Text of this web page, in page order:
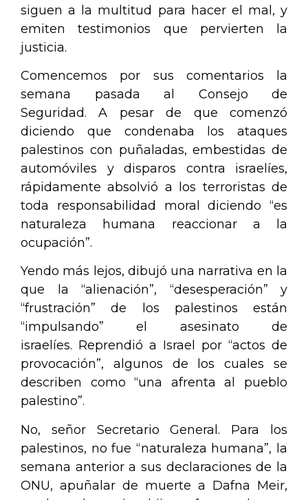
siguen a la multitud para hacer el mal, y
emiten testimonios que pervierten la
justicia.
Comencemos por sus comentarios la
semana pasada al Consejo de
Seguridad. A pesar de que comenzó
diciendo que condenaba los ataques
palestinos con puñaladas, embestidas de
automóviles y disparos contra israelíes,
rápidamente absolvió a los terroristas de
toda responsabilidad moral diciendo “es
naturaleza humana reaccionar a la
ocupación”.
Yendo más lejos, dibujó una narrativa en la
que la “alienación”, “desesperación” y
“frustración” de los palestinos están
“impulsando” el asesinato de
israelíes. Reprendió a Israel por “actos de
provocación”, algunos de los cuales se
describen como “una afrenta al pueblo
palestino”.
No, señor Secretario General. Para los
palestinos, no fue “naturaleza humana”, la
semana anterior a sus declaraciones de la
ONU, apuñalar de muerte a Dafna Meir,